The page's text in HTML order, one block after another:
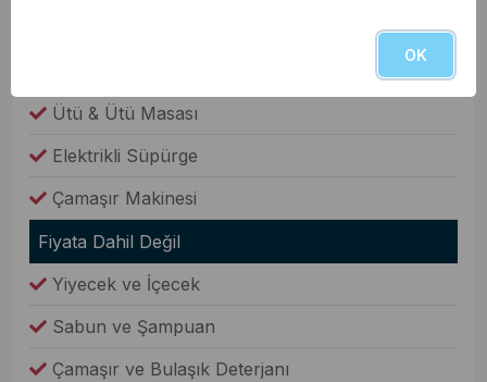
Ütü & Ütü Masası
Elektrikli Süpürge
Çamaşır Makinesi
Fiyata Dahil Değil
Yiyecek ve İçecek
Sabun ve Şampuan
Çamaşır ve Bulaşık Deterjanı
OK